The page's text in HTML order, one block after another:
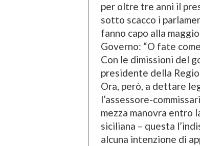
per oltre tre anni il
sotto scacco i
fanno capo alla
Governo: “O fate
Con le dimissioni del
presidente della
Ora, però, a dettare
l’assessore-
mezza manovra entro
siciliana – questa
alcuna intenzione di